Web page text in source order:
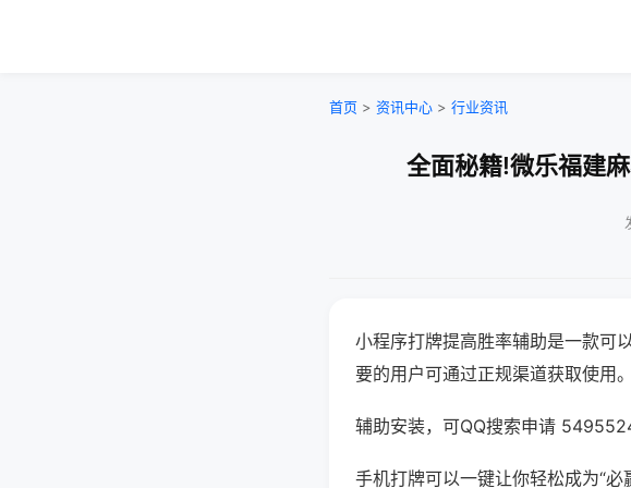
首页 > 资讯中心 > 行业资讯
全面秘籍!微乐福建
小程序打牌提高胜率辅助是一款可
要的用户可通过正规渠道获取使用。
辅助安装，可QQ搜索申请
手机打牌可以一键让你轻松成为“